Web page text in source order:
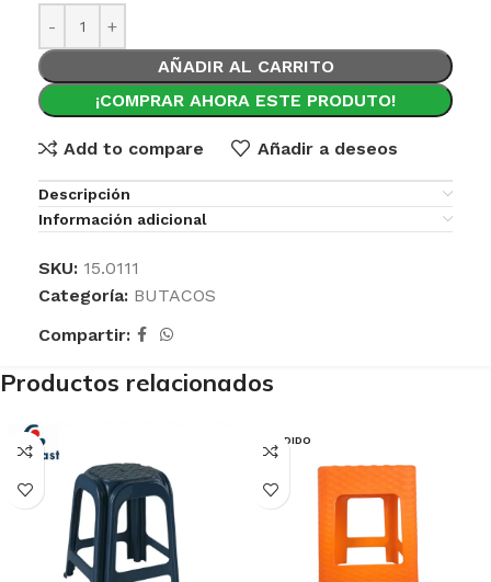
AÑADIR AL CARRITO
¡COMPRAR AHORA ESTE PRODUTO!
Add to compare Añadir a deseos
Descripción
Información adicional
SKU: 15.0111
Categoría: BUTACOS
Compartir:
Productos relacionados
VENDIDO